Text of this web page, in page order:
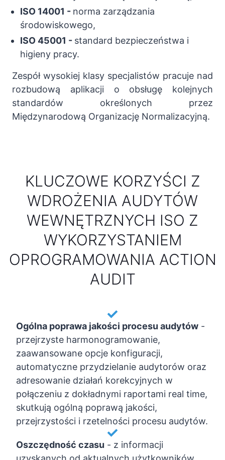
ISO 14001 - norma zarządzania
środowiskowego,
ISO 45001 - standard bezpieczeństwa i
higieny pracy.
Zespół wysokiej klasy specjalistów pracuje nad
rozbudową aplikacji o obsługę kolejnych
standardów określonych przez
Międzynarodową Organizację Normalizacyjną.
KLUCZOWE KORZYŚCI Z
WDROŻENIA AUDYTÓW
WEWNĘTRZNYCH ISO Z
WYKORZYSTANIEM
OPROGRAMOWANIA ACTION
AUDIT
Ogólna poprawa jakości procesu audytów -
przejrzyste harmonogramowanie,
zaawansowane opcje konfiguracji,
automatyczne przydzielanie audytorów oraz
adresowanie działań korekcyjnych w
połączeniu z dokładnymi raportami real time,
skutkują ogólną poprawą jakości,
przejrzystości i rzetelności procesu audytów.
Oszczędność czasu - z informacji